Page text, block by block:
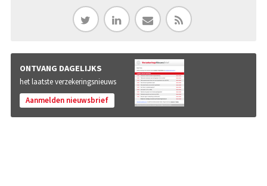
ONTVANG DAGELIJKS
het laatste verzekeringsnieuws
Aanmelden nieuwsbrief